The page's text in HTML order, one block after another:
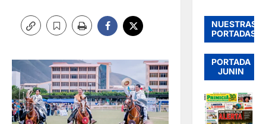
NUESTRAS
PORTADAS
PORTADA
JUNIN